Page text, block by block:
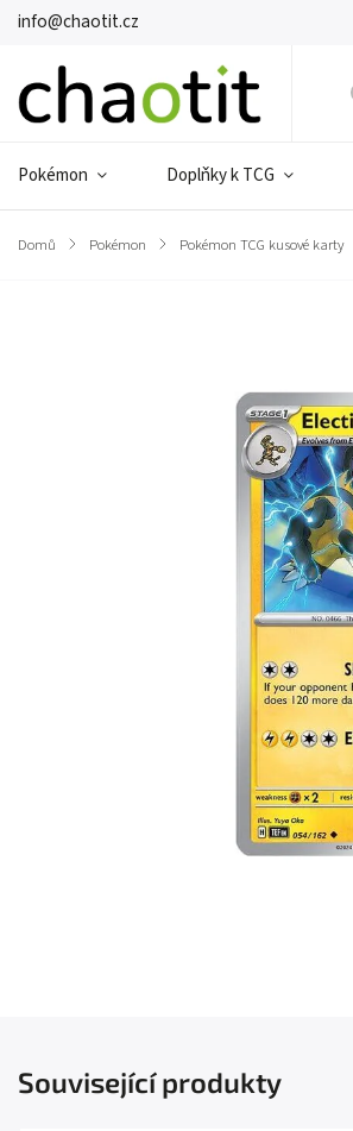
info@chaotit.cz
Pokémon Doplňky k TCG
Domů / Pokémon / Pokémon TCG kusové karty
Související produkty